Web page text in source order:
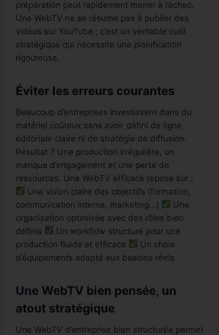
préparation peut rapidement mener à l’échec.
Une WebTV ne se résume pas à publier des
vidéos sur YouTube ; c’est un véritable outil
stratégique qui nécessite une planification
rigoureuse.
Éviter les erreurs courantes
Beaucoup d’entreprises investissent dans du
matériel coûteux sans avoir défini de ligne
éditoriale claire ni de stratégie de diffusion.
Résultat ? Une production irrégulière, un
manque d’engagement et une perte de
ressources. Une WebTV efficace repose sur :
Une vision claire des objectifs (formation,
communication interne, marketing…)
Une
organisation optimisée avec des rôles bien
définis
Un workflow structuré pour une
production fluide et efficace
Un choix
d’équipements adapté aux besoins réels
Une WebTV bien pensée, un
atout stratégique
Une WebTV d’entreprise bien structurée permet